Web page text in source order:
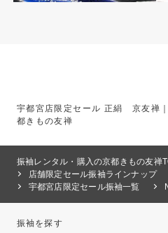
宇都宮店限定セール 正絹 京友禅
都きもの友禅
振袖レンタル・購入の京都きもの友禅
店舗限定セール振袖ラインナップ
宇都宮店限定セール振袖一覧
振袖を探す